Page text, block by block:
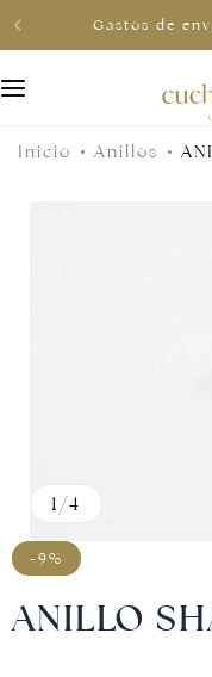
Gastos de
Inicio Anillos
1 /4
-9%
ANILLO
Para él